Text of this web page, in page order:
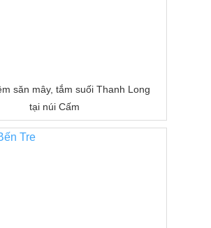
săn mây, tắm suối Thanh Long
tại núi Cấm